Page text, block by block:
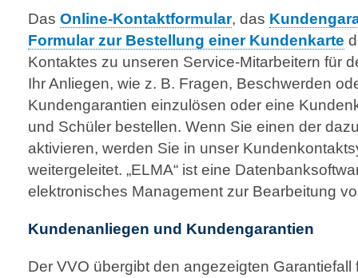
Das Online-Kontaktformular, das
Formular zur Bestellung einer Kundenkarte
Kontaktes zu unseren Service-Mitarbeitern für
Ihr Anliegen, wie z. B. Fragen, Beschwerden
Kundengarantien einzulösen oder eine
und Schüler bestellen. Wenn Sie einen der
aktivieren, werden Sie in unser
weitergeleitet. „ELMA“ ist eine
elektronisches Management zur Bearbeitung
Kundenanliegen und Kundengarantien
Der VVO übergibt den angezeigten Garantiefall